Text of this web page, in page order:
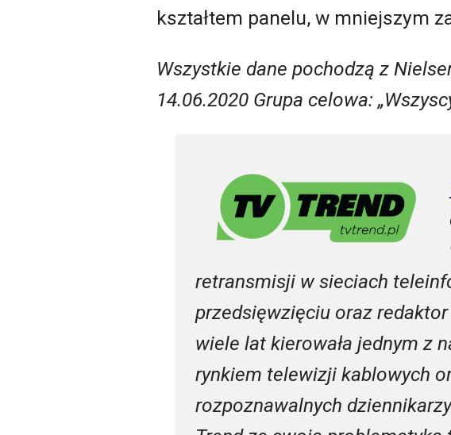
kształtem panelu, w mniejszym
Wszystkie dane pochodzą z
14.06.2020 Grupa celowa:
retransmisji w sieciach
przedsięwzięciu oraz
wiele lat kierowała jednym z
rynkiem telewizji kablowych
rozpoznawalnych